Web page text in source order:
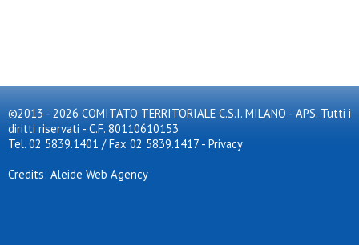
©2013 - 2026 COMITATO TERRITORIALE C.S.I. MILANO - APS. Tutti i
diritti riservati - C.F. 80110610153
Tel. 02 5839.1401 / Fax 02 5839.1417 - Privacy
Credits: Aleide Web Agency